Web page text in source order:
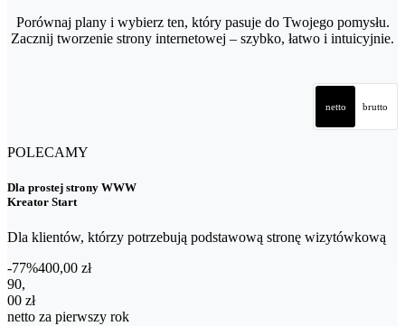
Porównaj plany i wybierz ten, który pasuje do Twojego pomysłu.
Zacznij tworzenie strony internetowej – szybko, łatwo i intuicyjnie.
netto brutto
POLECAMY
Dla prostej strony WWW
Kreator Start
Dla klientów, którzy potrzebują podstawową stronę wizytówkową
-77%400,00 zł
90,00 zł netto za pierwszy rok
90,
00 zł
netto za pierwszy rok